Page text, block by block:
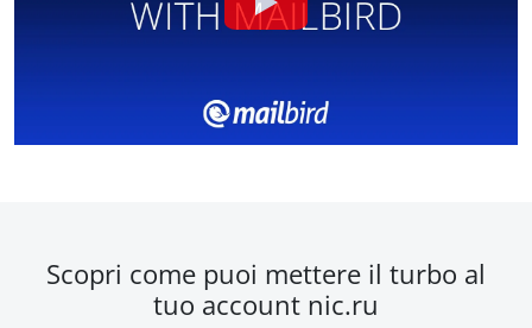
Scopri come puoi mettere il turbo al
tuo account nic.ru